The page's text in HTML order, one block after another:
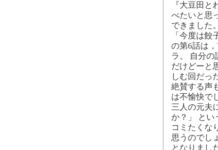
『大豆田
べたいと思
できました
「今度は
の第6話は
ラ。 自分の
だけどーと
しむ回だっ
絶賛する声
は不愉快で
三人の元夫
か？」 とい
コミたくな
思うのでし
となりまし